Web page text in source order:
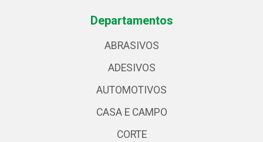
Departamentos
ABRASIVOS
ADESIVOS
AUTOMOTIVOS
CASA E CAMPO
CORTE